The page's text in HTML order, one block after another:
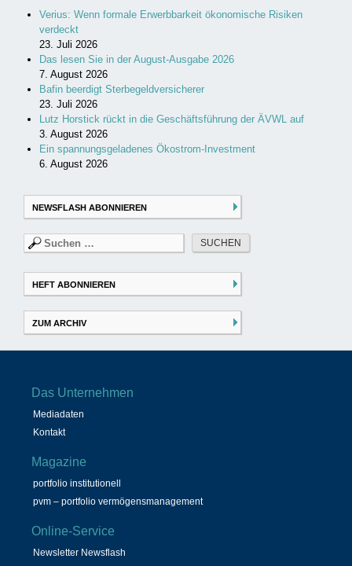
Verius: Wenn formale Erwerbbarkeit ökonomische Risiken
verdeckt
23. Juli 2026
Das lesen Sie in der August-Ausgabe 2026
7. August 2026
Bafin beerdigt Sterbegeldversicherer
23. Juli 2026
Lutz Horstick rückt in die Geschäftsführung der ÄVWL auf
3. August 2026
Ein spannungsgeladenes Ökostrom-Investment
6. August 2026
NEWSFLASH ABONNIEREN
Suchen
nach:
HEFT ABONNIEREN
ZUM ARCHIV
Das Unternehmen
Mediadaten
Kontakt
Magazine
portfolio institutionell
pvm – portfolio vermögensmanagement
Online-Service
Newsletter Newsflash